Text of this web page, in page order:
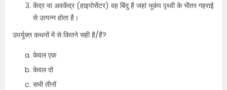
केंद्र या अवकेंद्र (हाइपोसेंटर) वह बिंदु है जहां भूकंप पृथ्वी के भीतर गहराई
से उत्पन्न होता है।
उपर्युक्त कथनों में से कितने सही है/हैं?
केवल एक
केवल दो
सभी तीनों